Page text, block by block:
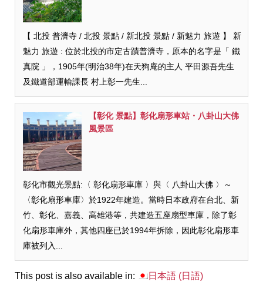
【 北投 普濟寺 / 北投 景點 / 新北投 景點 / 新魅力 旅遊 】 新
魅力 旅遊 : 位於北投的市定古蹟普濟寺，原本的名字是「 鐵
真院 」，1905年(明治38年)在天狗庵的主人 平田源吾先生
及鐵道部運輸課長 村上彰一先生...
【彰化 景點】彰化扇形車站・八卦山大佛
風景區
彰化市觀光景點:〈 彰化扇形車庫 〉與〈 八卦山大佛 〉～
〈彰化扇形車庫〉於1922年建造。當時日本政府在台北、新
竹、彰化、嘉義、高雄港等，共建造五座扇型車庫，除了彰
化扇形車庫外，其他四座已於1994年拆除，因此彰化扇形車
庫被列入...
This post is also available in: 日本語(日語)